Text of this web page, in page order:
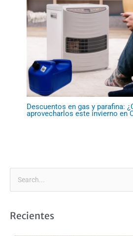
Descuentos en gas y parafina:
aprovecharlos este invierno en
cRecientes